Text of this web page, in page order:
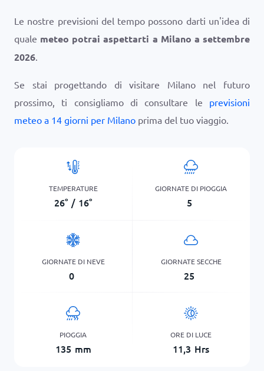
Le nostre previsioni del tempo possono darti un'idea di
quale meteo potrai aspettarti a Milano a settembre
2026.
Se stai progettando di visitare Milano nel futuro
prossimo, ti consigliamo di consultare le previsioni
meteo a 14 giorni per Milano prima del tuo viaggio.
TEMPERATURE
26° / 16°
GIORNATE DI PIOGGIA
5
GIORNATE DI NEVE
0
GIORNATE SECCHE
25
PIOGGIA
135 mm
ORE DI LUCE
11,3 Hrs